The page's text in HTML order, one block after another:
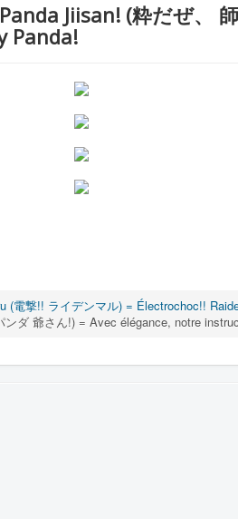
Jiisan! (粋だぜ、
Panda!
(電撃!! ライデンマル) = Électrochoc!!
ダ 爺さん!) = Avec élégance, notre